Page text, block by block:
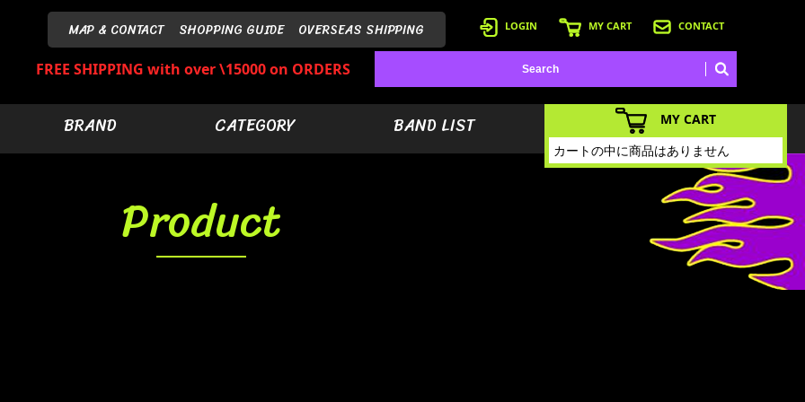
MAP & CONTACT SHOPPING GUIDE OVERSEAS SHIPPING LOGIN MY CART CONTACT
FREE SHIPPING with over \15000 on ORDERS
BRAND CATEGORY BAND LIST
Product
MY CART
カートの中に商品はありません